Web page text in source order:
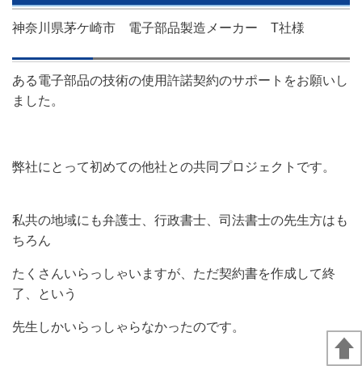
神奈川県茅ケ崎市 電子部品製造メーカー T社様
ある電子部品の技術の使用許諾契約のサポートをお願いし
ました。
弊社にとって初めての他社との共同プロジェクトです。
私共の地域にも弁護士、行政書士、司法書士の先生方はも
ちろん
たくさんいらっしゃいますが、ただ契約書を作成して終
了、という
先生しかいらっしゃらなかったのです。